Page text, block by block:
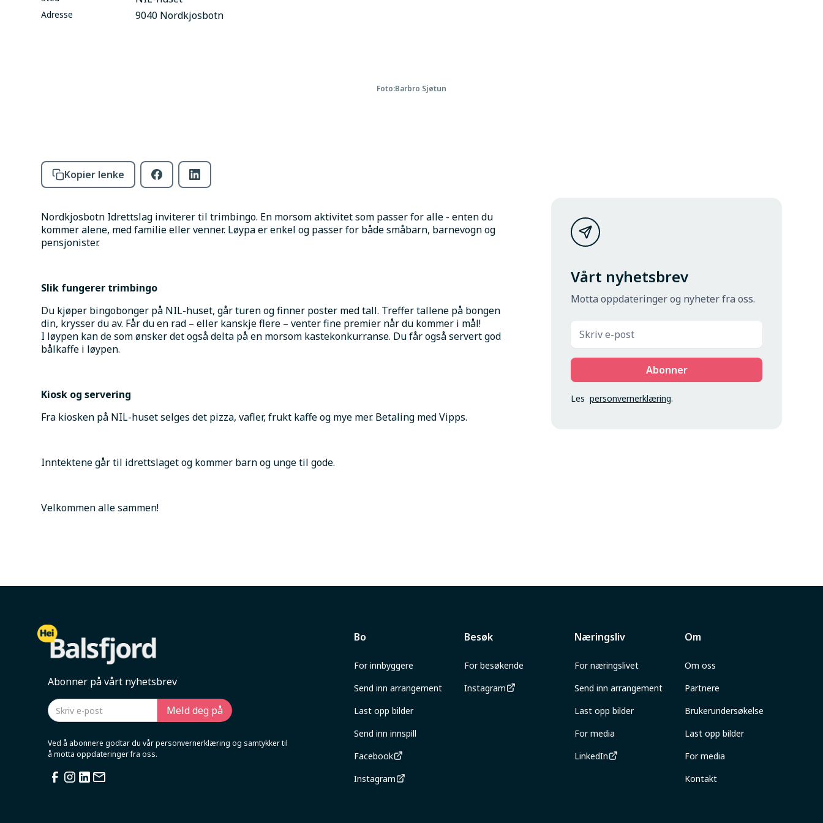
Adresse 9040 Nordkjosbotn
Foto:Barbro Sjøtun
Kopier lenke
Nordkjosbotn Idrettslag inviterer til trimbingo. En morsom aktivitet som passer for alle - enten du
kommer alene, med familie eller venner. Løypa er enkel og passer for både småbarn, barnevogn og
pensjonister.
Slik fungerer trimbingo
Du kjøper bingobonger på NIL-huset, går turen og finner poster med tall. Treffer tallene på bongen
din, krysser du av. Får du en rad – eller kanskje flere – venter fine premier når du kommer i mål!
I løypen kan de som ønsker det også delta på en morsom kastekonkurranse. Du får også servert god
bålkaffe i løypen.
Kiosk og servering
Fra kiosken på NIL-huset selges det pizza, vafler, frukt kaffe og mye mer. Betaling med Vipps.
Inntektene går til idrettslaget og kommer barn og unge til gode.
Velkommen alle sammen!
Vårt nyhetsbrev
Motta oppdateringer og nyheter fra oss.
Lespersonvernerklæring.
Abonner på vårt nyhetsbrev
Ved å abonnere godtar du vår personvernerklæring og samtykker til
å motta oppdateringer fra oss.
Bo
For innbyggere
Send inn arrangement
Last opp bilder
Send inn innspill
Facebook
Instagram
Besøk
For besøkende
Instagram
Næringsliv
For næringslivet
Send inn arrangement
Last opp bilder
For media
LinkedIn
Om
Om oss
Partnere
Brukerundersøkelse
Last opp bilder
For media
Kontakt